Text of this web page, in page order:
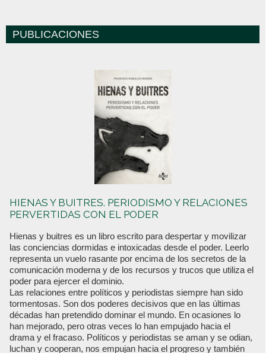
PUBLICACIONES
HIENAS Y BUITRES. PERIODISMO Y RELACIONES
PERVERTIDAS CON EL PODER
Hienas y buitres es un libro escrito para despertar y movilizar
las conciencias dormidas e intoxicadas desde el poder. Leerlo
representa un vuelo rasante por encima de los secretos de la
comunicación moderna y de los recursos y trucos que utiliza el
poder para ejercer el dominio.
Las relaciones entre políticos y periodistas siempre han sido
tormentosas. Son dos poderes decisivos que en las últimas
décadas han pretendido dominar el mundo. En ocasiones lo
han mejorado, pero otras veces lo han empujado hacia el
drama y el fracaso. Políticos y periodistas se aman y se odian,
luchan y cooperan, nos empujan hacia el progreso y también